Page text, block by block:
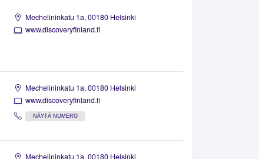
Mechelininkatu 1a, 00180 Helsinki
www.discoveryfinland.fi
Mechelininkatu 1a, 00180 Helsinki
www.discoveryfinland.fi
NÄYTÄ NUMERO
Mechelininkatu 1a, 00180 Helsinki